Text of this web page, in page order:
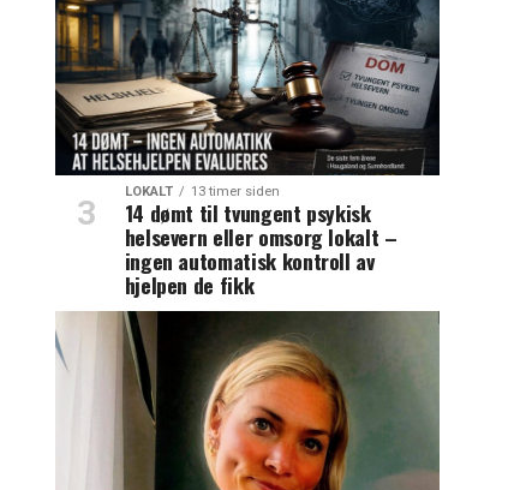
LOKALT 13 timer siden
14 dømt til tvungent psykisk
helsevern eller omsorg lokalt –
ingen automatisk kontroll av
hjelpen de fikk